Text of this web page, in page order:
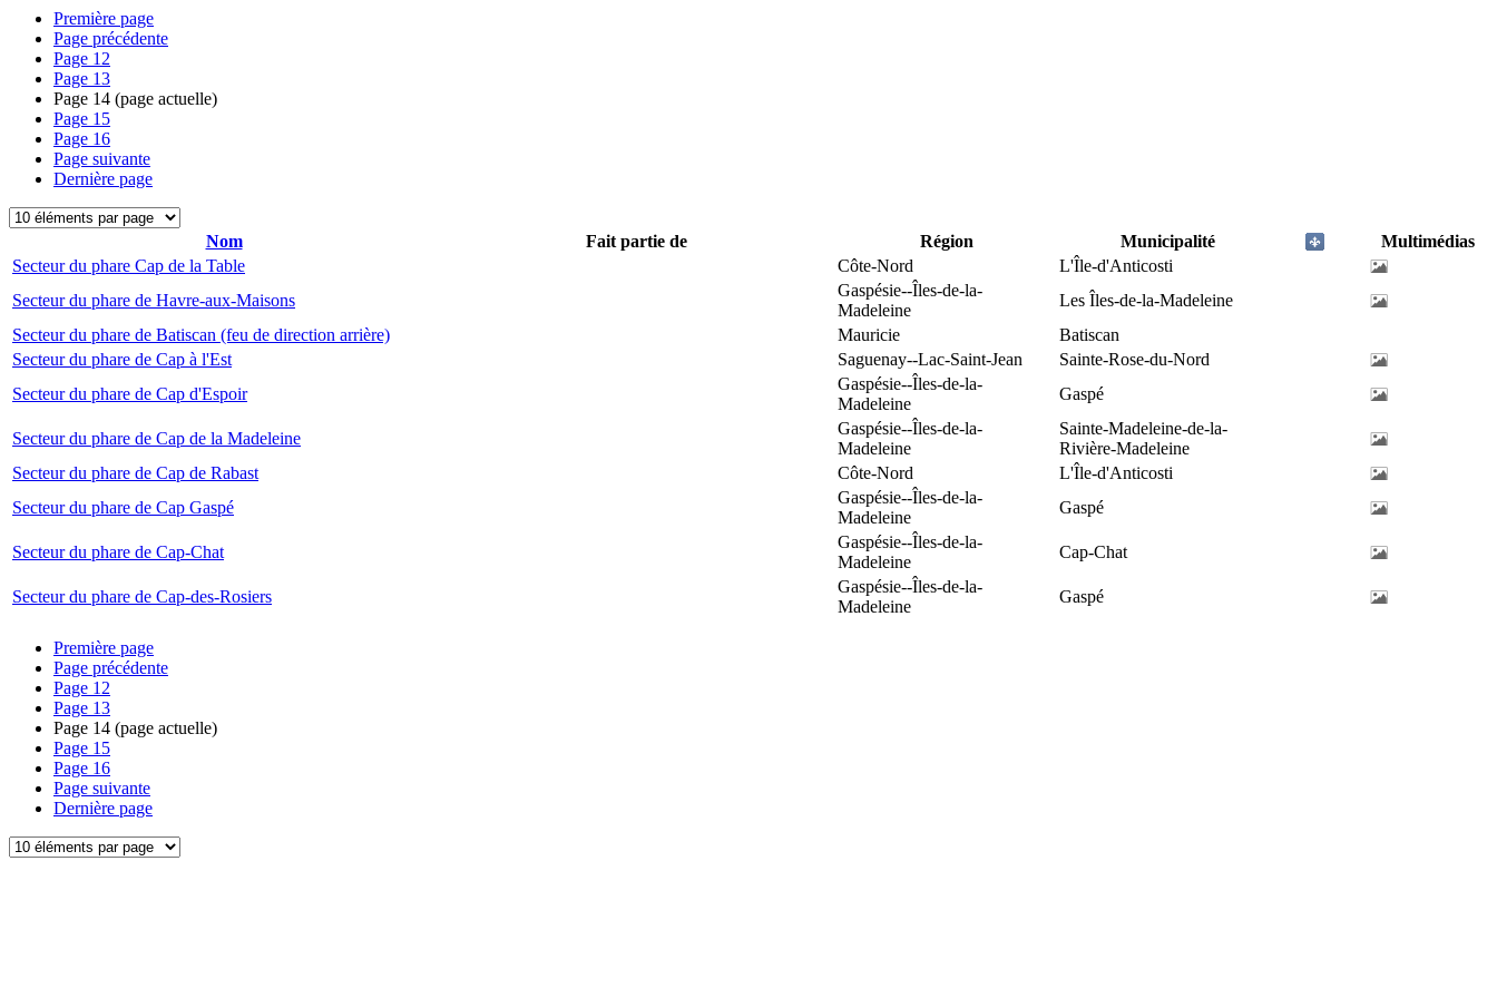
Première page
Page précédente
Page 12
Page 13
Page 14 (page actuelle)
Page 15
Page 16
Page suivante
Dernière page
Nom Fait partie de Région Municipalité
Multimédias
Secteur du phare Cap de la Table
Côte-Nord
L'Île-d'Anticosti
Secteur du phare de Havre-aux-Maisons
Gaspésie--Îles-de-la-
Madeleine
Les Îles-de-la-Madeleine
Secteur du phare de Batiscan (feu de direction arrière)
Mauricie
Batiscan
Secteur du phare de Cap à l'Est
Saguenay--Lac-Saint-Jean
Sainte-Rose-du-Nord
Secteur du phare de Cap d'Espoir
Gaspésie--Îles-de-la-
Madeleine
Gaspé
Secteur du phare de Cap de la Madeleine
Gaspésie--Îles-de-la-
Madeleine
Sainte-Madeleine-de-la-
Rivière-Madeleine
Secteur du phare de Cap de Rabast
Côte-Nord
L'Île-d'Anticosti
Secteur du phare de Cap Gaspé
Gaspésie--Îles-de-la-
Madeleine
Gaspé
Secteur du phare de Cap-Chat
Gaspésie--Îles-de-la-
Madeleine
Cap-Chat
Secteur du phare de Cap-des-Rosiers
Gaspésie--Îles-de-la-
Madeleine
Gaspé
Première page
Page précédente
Page 12
Page 13
Page 14 (page actuelle)
Page 15
Page 16
Page suivante
Dernière page